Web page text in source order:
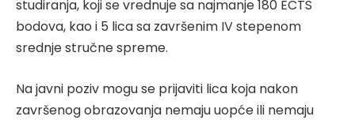
studiranja, koji se vrednuje sa najmanje 180 ECTS
bodova, kao i 5 lica sa završenim IV stepenom
srednje stručne spreme.
Na javni poziv mogu se prijaviti lica koja nakon
završenog obrazovanja nemaju uopće ili nemaju